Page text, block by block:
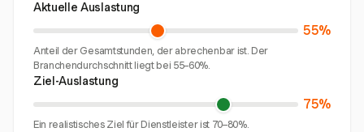
Aktuelle Auslastung
55%
Anteil der Gesamtstunden, der abrechenbar ist. Der
Branchendurchschnitt liegt bei 55–60%.
Ziel-Auslastung
75%
Ein realistisches Ziel für Dienstleister ist 70–80%.